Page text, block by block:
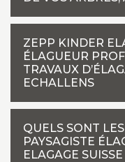
ZEPP KINDER
ÉLAGUEUR
TRAVAUX
ECHALLENS
QUELS SONT
PAYSAGISTE
ELAGAGE SUISSE